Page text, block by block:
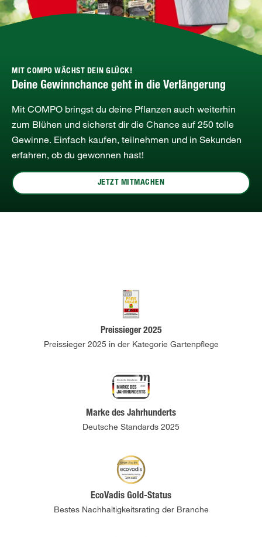
MIT COMPO WÄCHST DEIN GLÜCK!
Deine Gewinnchance geht in die Verlängerung
Mit COMPO bringst du deine Pflanzen auch weiterhin
zum Blühen und sicherst dir die Chance auf 250 tolle
Gewinne. Einfach kaufen, teilnehmen und in Sekunden
erfahren, ob du gewonnen hast!
JETZT MITMACHEN
Preissieger 2025
Preissieger 2025 in der Kategorie Gartenpflege
Marke des Jahrhunderts
Deutsche Standards 2025
EcoVadis Gold-Status
Bestes Nachhaltigkeitsrating der Branche